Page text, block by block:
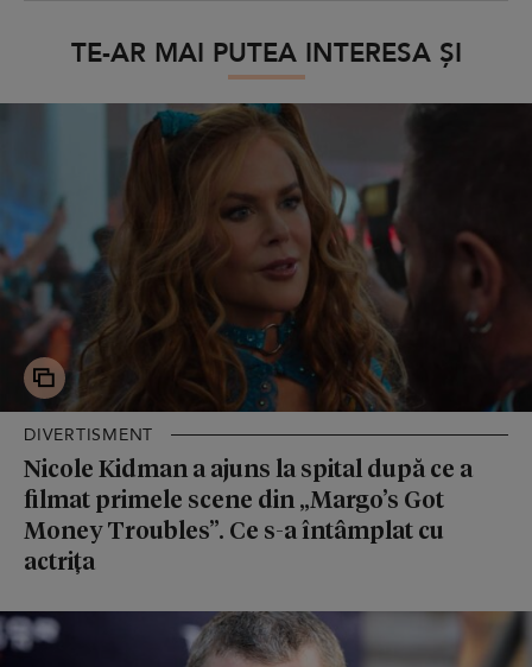
TE-AR MAI PUTEA INTERESA ȘI
DIVERTISMENT
Nicole Kidman a ajuns la spital după ce a
filmat primele scene din „Margo’s Got
Money Troubles”. Ce s-a întâmplat cu
actrița